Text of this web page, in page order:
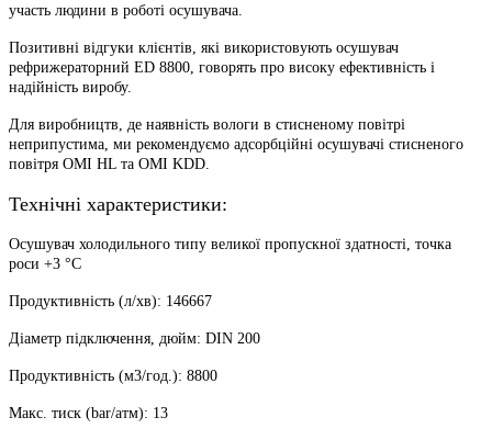
участь людини в роботі осушувача.
Позитивні відгуки клієнтів, які використовують осушувач
рефрижераторний ED 8800, говорять про високу ефективність і
надійність виробу.
Для виробництв, де наявність вологи в стисненому повітрі
неприпустима, ми рекомендуємо адсорбційні осушувачі стисненого
повітря OMI HL та OMI KDD.
Технічні характеристики:
Осушувач холодильного типу великої пропускної здатності, точка
роси +3 °С
Продуктивність (л/хв): 146667
Діаметр підключення, дюйм: DIN 200
Продуктивність (м3/год.): 8800
Макс. тиск (bar/атм): 13